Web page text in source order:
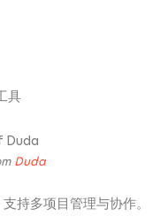
具
Duda
持多项目管理与协作。